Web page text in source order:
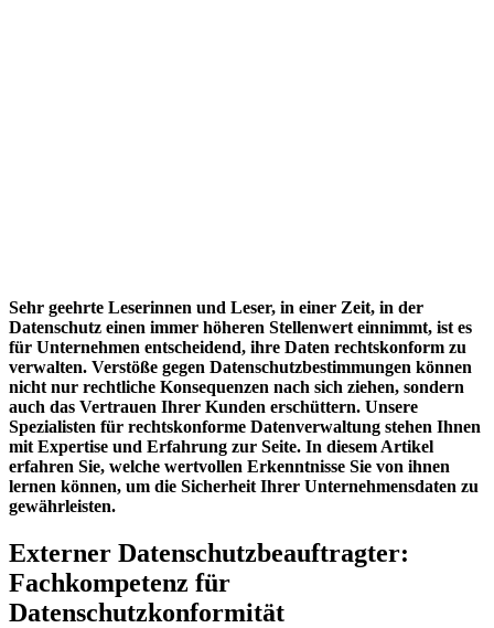
Sehr geehrte Leserinnen und Leser, in einer Zeit, in der
Datenschutz einen immer höheren Stellenwert einnimmt, ist es
für Unternehmen entscheidend, ihre Daten rechtskonform zu
verwalten. Verstöße gegen Datenschutzbestimmungen können
nicht nur rechtliche Konsequenzen nach sich ziehen, sondern
auch das Vertrauen Ihrer Kunden erschüttern. Unsere
Spezialisten für rechtskonforme Datenverwaltung stehen Ihnen
mit Expertise und Erfahrung zur Seite. In diesem Artikel
erfahren Sie, welche wertvollen Erkenntnisse Sie von ihnen
lernen können, um die Sicherheit Ihrer Unternehmensdaten zu
gewährleisten.
Externer Datenschutzbeauftragter:
Fachkompetenz für
Datenschutzkonformität